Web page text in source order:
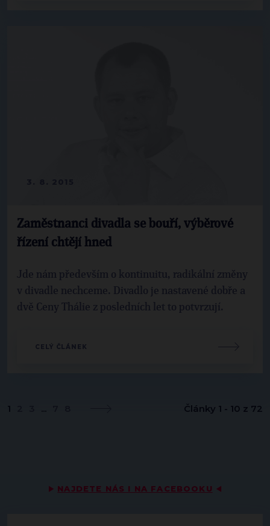
▶ NAJDETE NÁS I NA FACEBOOKU ◀
Zaměstnanci divadla se bouří, výběrové
řízení chtějí hned
Jde nám především o kontinuitu, radikální změny
v divadle nechceme. Divadlo je nastavené dobře a
dvě Ceny Thálie z posledních let to potvrzují.
CELÝ ČLÁNEK
1 ... Články 1 - 10 z 72